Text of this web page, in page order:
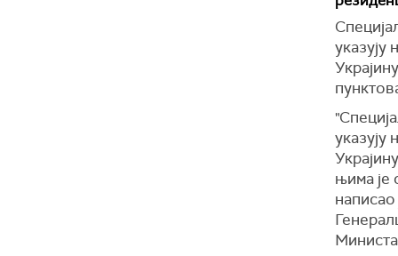
О
дима,
може да
указују
указују
њима је